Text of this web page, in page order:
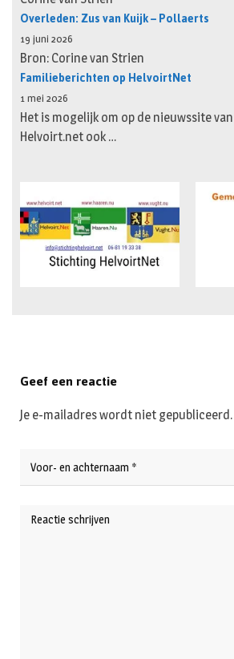
Overleden: Zus van Kuijk – Pollaerts
19 juni 2026
Bron: Corine van Strien
Familieberichten op HelvoirtNet
1 mei 2026
Het is mogelijk om op de nieuwssite van
Helvoirt.net ook …
Geef een reactie
Je e-mailadres wordt niet gepubliceerd.